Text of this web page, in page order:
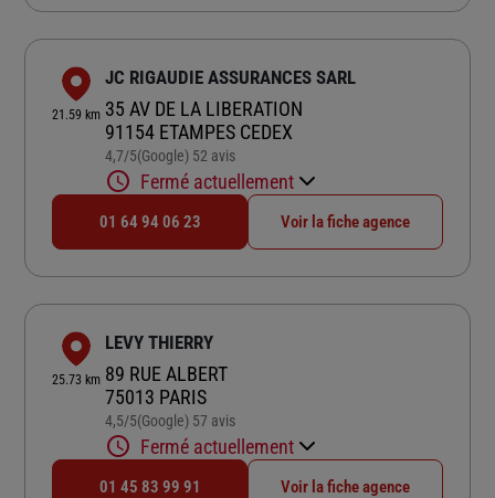
21.59 km
JC RIGAUDIE ASSURANCES SARL
35 AV DE LA LIBERATION
91154 ETAMPES CEDEX
4,7/5Note de 4.7 sur 5
(Google) 52 avis
Fermé actuellement
01 64 94 06 23 Voir la fiche agence
25.73 km
LEVY THIERRY
89 RUE ALBERT
75013 PARIS
4,5/5Note de 4.5 sur 5
(Google) 57 avis
Fermé actuellement
01 45 83 99 91 Voir la fiche agence